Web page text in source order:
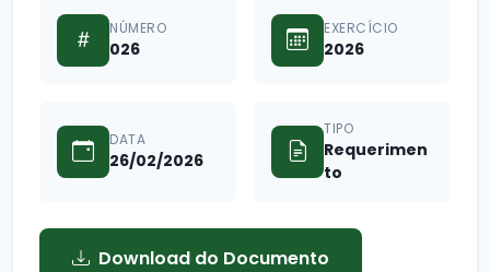
NÚMERO
026
EXERCÍCIO
2026
DATA
26/02/2026
TIPO
Requerimen
to
Download do Documento